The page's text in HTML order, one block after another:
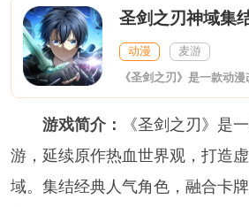
圣剑之刃神域集
动漫 麦游
游戏简介：
《圣剑之刃》是
游，延续原作热血世界观，打造
域。集结经典人气角色，融合卡